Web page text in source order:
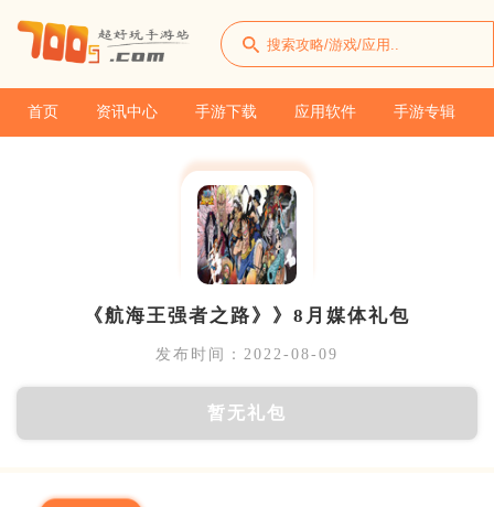
首页 资讯中心 手游下载 应用软件 手游专辑
《航海王强者之路》》8月媒体礼包
发布时间：2022-08-09
暂无礼包